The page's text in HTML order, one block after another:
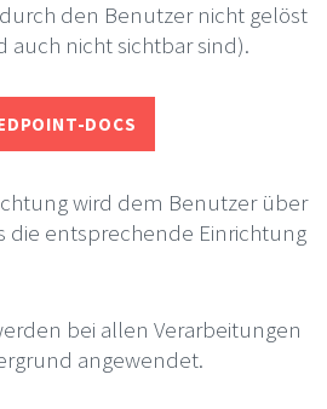
den Benutzer nicht gelöst
nicht sichtbar sind).
DOCS
wird dem Benutzer über
die entsprechende Einrichtung
bei allen Verarbeitungen
angewendet.